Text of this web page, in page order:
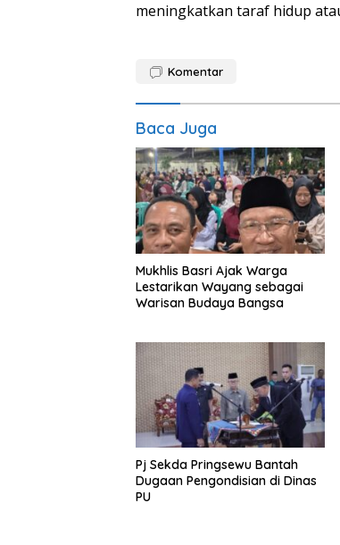
meningkatkan taraf hidup
Komentar
Baca Juga
Mukhlis Basri Ajak Warga
Lestarikan Wayang sebagai
Warisan Budaya Bangsa
Pj Sekda Pringsewu Bantah
Dugaan Pengondisian di Dinas
PU